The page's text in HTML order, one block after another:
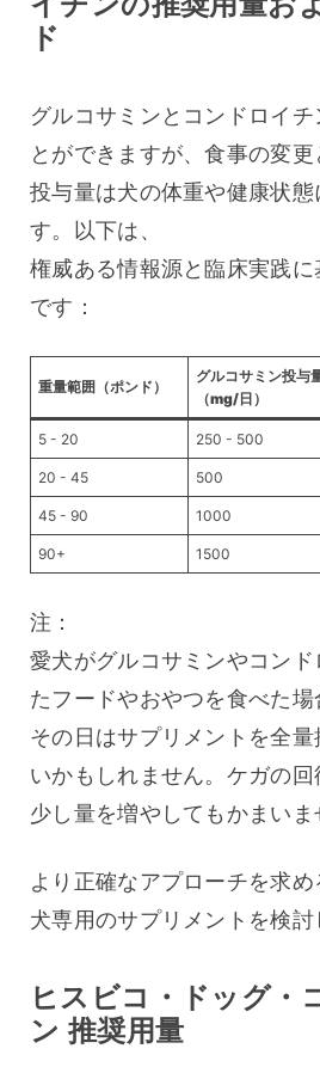
ド
グルコサミンとコンドロイチ
とができますが、食事の変更
投与量は犬の体重や健康状態
す。以下は、
権威ある情報源と臨床実践
です：
重量範囲（ポンド）
グルコサミン投与
（mg/日）
5 - 20 250 - 500
20 - 45 500
45 - 90 1000
90+ 1500
注：
愛犬がグルコサミンやコンド
たフードやおやつを食べた場
その日はサプリメントを全
いかもしれません。ケガの回
少し量を増やしてもかまいま
より正確なアプローチを求め
犬専用のサプリメントを検討
ヒスビコ・ドッグ・
ン 推奨用量